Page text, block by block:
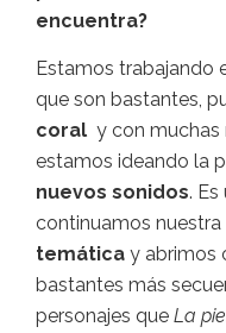
encuentra?
Estamos trabajando
que son bastantes,
coral y con muchas
estamos ideando la
nuevos sonidos.
continuamos nuestra
temática y abrimos
bastantes más
personajes que La